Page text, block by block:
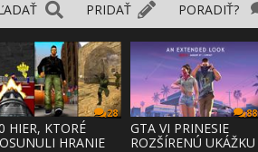
PORADIŤ?
PRIDAŤ
28
HIER, KTORÉ
HRANIE
88
GTA VI PRINESIE
ROZŠÍRENÚ UKÁŽKU